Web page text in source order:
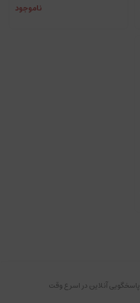
ناموجود
پاسخگویی آنلاین در اسرع وقت